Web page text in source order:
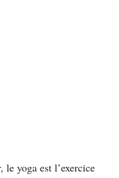
le yoga est l’exercice